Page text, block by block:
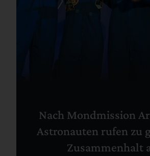
Nach Mondmission
Astronauten rufen zu
Zusammenhalt